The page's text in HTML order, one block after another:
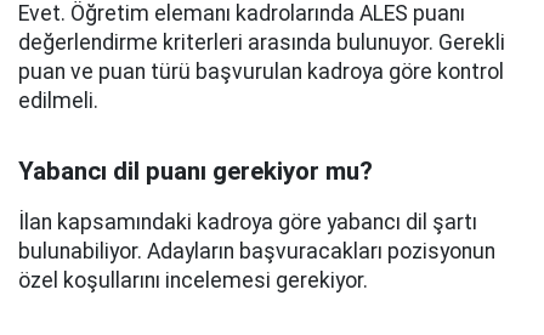
Evet. Öğretim elemanı kadrolarında ALES puanı
değerlendirme kriterleri arasında bulunuyor. Gerekli
puan ve puan türü başvurulan kadroya göre kontrol
edilmeli.
Yabancı dil puanı gerekiyor mu?
İlan kapsamındaki kadroya göre yabancı dil şartı
bulunabiliyor. Adayların başvuracakları pozisyonun
özel koşullarını incelemesi gerekiyor.